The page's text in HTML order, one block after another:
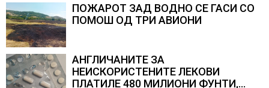
Полска, Франција и Германија
ПОЖАРОТ ЗАД ВОДНО СЕ ГАСИ СО
ПОМОШ ОД ТРИ АВИОНИ
АНГЛИЧАНИТЕ ЗА
НЕИСКОРИСТЕНИТЕ ЛЕКОВИ
ПЛАТИЛЕ 480 МИЛИОНИ ФУНТИ,